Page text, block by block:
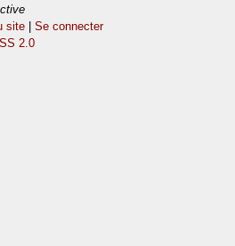
site |Se connecter
2.0